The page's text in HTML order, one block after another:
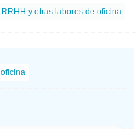
y otras labores de oficina